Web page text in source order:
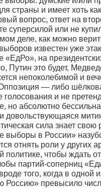
страны и имеет хоть
вопрос, ответ на
суперсилой или не
деле, как можно
известен уже
«ЕдРо», на
Путин это будет,
непоколебимой и
— либо
голосования и не
но абсолютно
и довольствующаяся
сила знает свою
выборы в России»
отнять роли у других
чтобы ждать от
партий-соперниц
того, когда в одной
Россию» превысило